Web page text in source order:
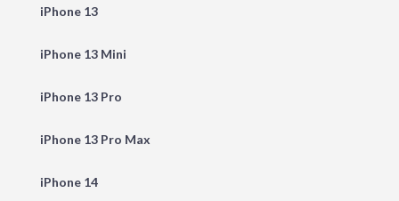
iPhone 13
iPhone 13 Mini
iPhone 13 Pro
iPhone 13 Pro Max
iPhone 14